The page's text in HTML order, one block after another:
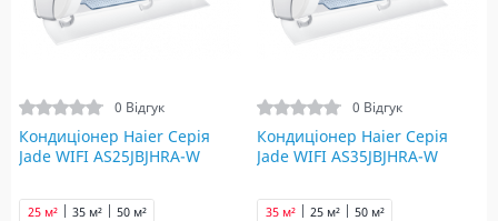
0 Відгук
Кондиціонер Haier Серія
Jade WIFI AS25JBJHRA-W
25 м² 35 м² 50 м²
0 Відгук
Кондиціонер Haier Серія
Jade WIFI AS35JBJHRA-W
25 м²
35 м² 50 м²